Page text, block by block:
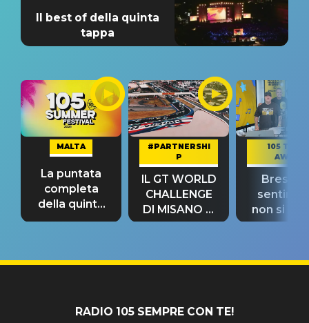
Il best of della quinta
tappa
MALTA
La puntata
completa
della quinta
tappa
#PARTNERSHI
P
IL GT WORLD
CHALLENGE
DI MISANO si
riconferma
105 TAKE
AWAY
Bresh:
non si
fino alla
RADIO 105 SEMPRE CON TE!